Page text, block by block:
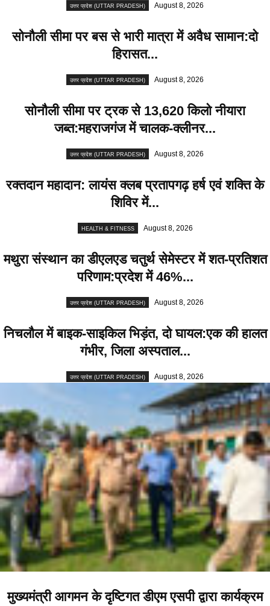
उत्तर प्रदेश (UTTAR PRADESH) August 8, 2026
सोनौली सीमा पर बस से भारी मात्रा में अवैध सामान:दो
हिरासत...
उत्तर प्रदेश (UTTAR PRADESH) August 8, 2026
सोनौली सीमा पर ट्रक से 13,620 किलो नीयारा
जब्त:महराजगंज में चालक-क्लीनर...
उत्तर प्रदेश (UTTAR PRADESH) August 8, 2026
रक्तदान महादान: लायंस क्लब प्रतापगढ़ हर्ष एवं शक्ति के
शिविर में...
HEALTH & FITNESS August 8, 2026
मथुरा संस्थान का डीएलएड चतुर्थ सेमेस्टर में शत-प्रतिशत
परिणाम:प्रदेश में 46%...
उत्तर प्रदेश (UTTAR PRADESH) August 8, 2026
निचलौल में बाइक-साइकिल भिड़ंत, दो घायल:एक की हालत
गंभीर, जिला अस्पताल...
उत्तर प्रदेश (UTTAR PRADESH) August 8, 2026
मुख्यमंत्री आगमन के दृष्टिगत डीएम एसपी द्वारा कार्यक्रम